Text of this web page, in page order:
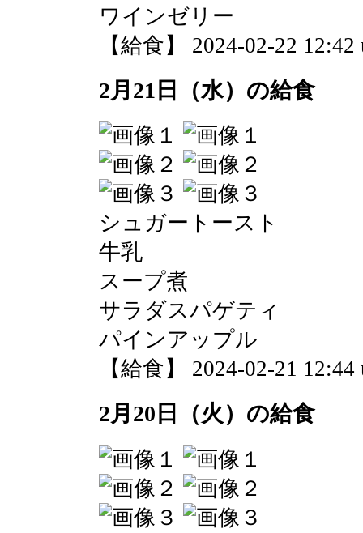
ワインゼリー
【給食】 2024-02-22 12:42
2月21日（水）の給食
シュガートースト
牛乳
スープ煮
サラダスパゲティ
パインアップル
【給食】 2024-02-21 12:44
2月20日（火）の給食